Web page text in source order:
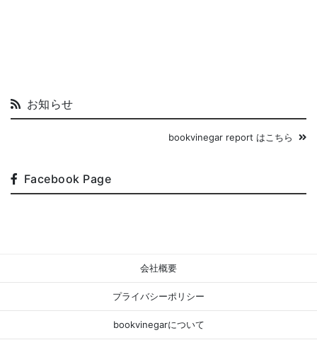
お知らせ
bookvinegar report はこちら
Facebook Page
会社概要
プライバシーポリシー
bookvinegarについて